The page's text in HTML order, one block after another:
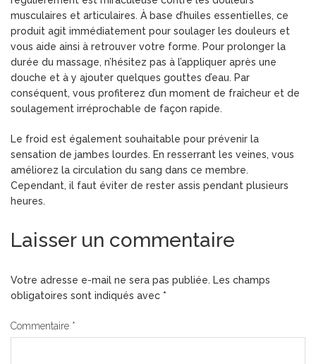
musculaires et articulaires. À base d’huiles essentielles, ce
produit agit immédiatement pour soulager les douleurs et
vous aide ainsi à retrouver votre forme. Pour prolonger la
durée du massage, n’hésitez pas à l’appliquer après une
douche et à y ajouter quelques gouttes d’eau. Par
conséquent, vous profiterez d’un moment de fraîcheur et de
soulagement irréprochable de façon rapide.
Le froid est également souhaitable pour prévenir la
sensation de jambes lourdes. En resserrant les veines, vous
améliorez la circulation du sang dans ce membre.
Cependant, il faut éviter de rester assis pendant plusieurs
heures.
Laisser un commentaire
Votre adresse e-mail ne sera pas publiée. Les champs
obligatoires sont indiqués avec *
Commentaire *